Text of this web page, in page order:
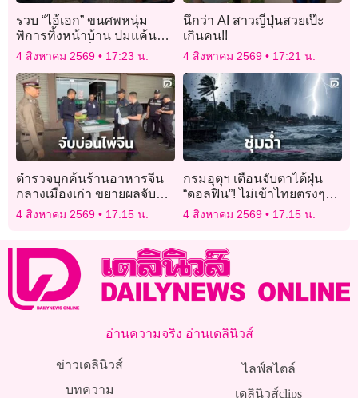
รวบ “ไอ้เอก” ขนศพหนุ่ม
พิการทิ้งหน้าบ้าน ปมแค้นยืม
รถไม่คืน แม่ลั่นไม่
4 สิงหาคม 2569 17:23 น.
นึกว่า AI สาวญี่ปุ่นสวยเป๊ะ
เกินคน!!
4 สิงหาคม 2569 17:21 น.
ตำรวจบุกค้นร้านอาหารจีน
กลางเมืองเก่า ขยายผลจับ
บ่อนไพ่เล็งสอบ ‘นอมินี’ ถือ
4 สิงหาคม 2569 17:15 น.
กรมอุตุฯ เตือนจับตาไต้ฝุ่น
“ดอลฟิน”! ไม่เข้าไทยตรงๆ
แต่จ่อดึงฝนตกหนัก 7–10
4 สิงหาคม 2569 17:15 น.
อ่านความจริง อ่านเดลินิวส์
ข่าวเดลินิวส์
บทความ
ไลฟ์สไตล์
เดลินิวส์clips